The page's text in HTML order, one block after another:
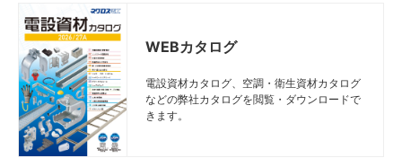
WEBカタログ
電設資材カタログ、空調・衛生資材カタログ
などの弊社カタログを閲覧・ダウンロードで
きます。